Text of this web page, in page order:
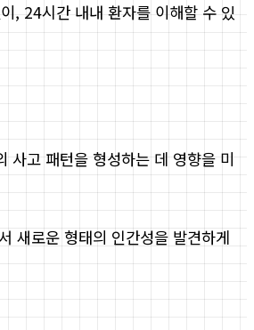
, 24시간 내내 환자를 이해할 수 있
사고 패턴을 형성하는 데 영향을 미
새로운 형태의 인간성을 발견하게